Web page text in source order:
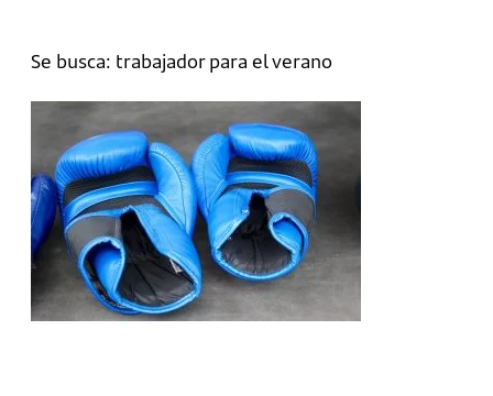
Se busca: trabajador para el verano